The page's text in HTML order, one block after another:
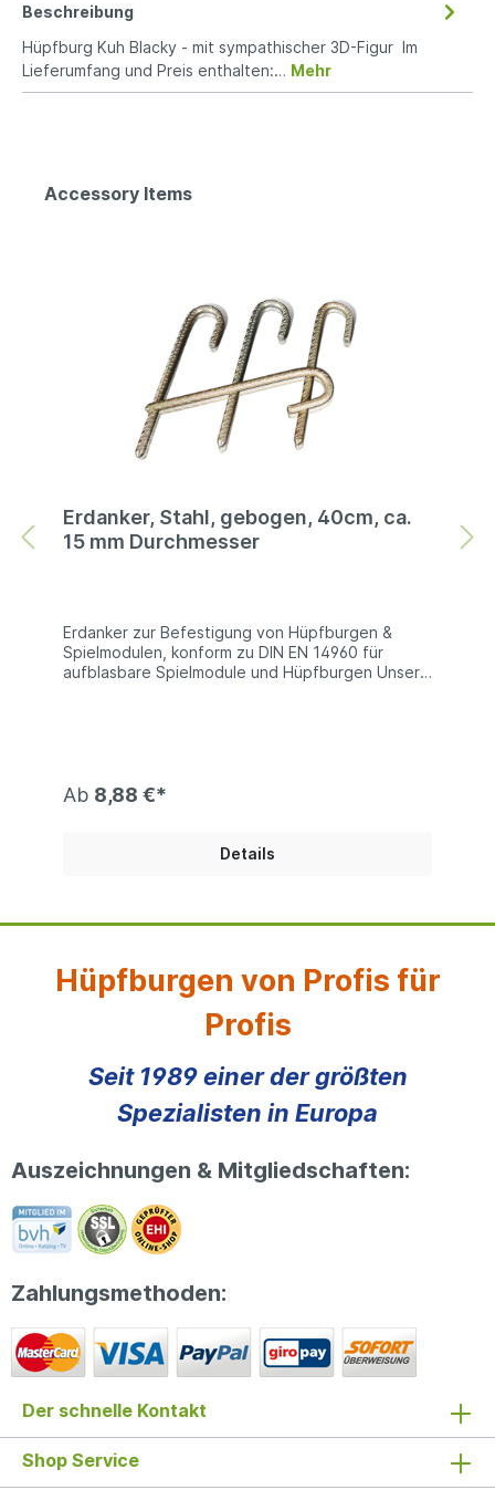
Beschreibung
Hüpfburg Kuh Blacky - mit sympathischer 3D-Figur Im
Lieferumfang und Preis enthalten:… Mehr
Accessory Items
Erdanker, Stahl, gebogen, 40cm, ca.
15 mm Durchmesser
Erdanker zur Befestigung von Hüpfburgen &
Spielmodulen, konform zu DIN EN 14960 für
aufblasbare Spielmodule und Hüpfburgen Unsere
Hüpfburgen und anderen ähnlichen Spielgeräten
verwendet werden. Technische Information: ca.
Ab 8,88 €*
Details
Hüpfburgen von Profis für
Profis
Seit 1989 einer der größten
Spezialisten in Europa
Auszeichnungen & Mitgliedschaften:
Zahlungsmethoden:
Der schnelle Kontakt
Shop Service